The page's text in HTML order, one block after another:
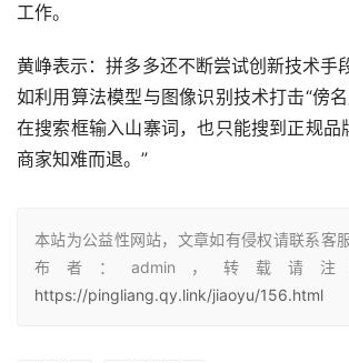
工作。
黄峥表示：拼多多还不断尝试创新技术手
如利用算法模型与图像识别技术打击“傍
在搜索框输入山寨词，也只能搜到正规品
商家知难而退。”
本站为公益性网站，文章如有侵权请联系客
布者：admin，转载请注
https://pingliang.qy.link/jiaoyu/156.html